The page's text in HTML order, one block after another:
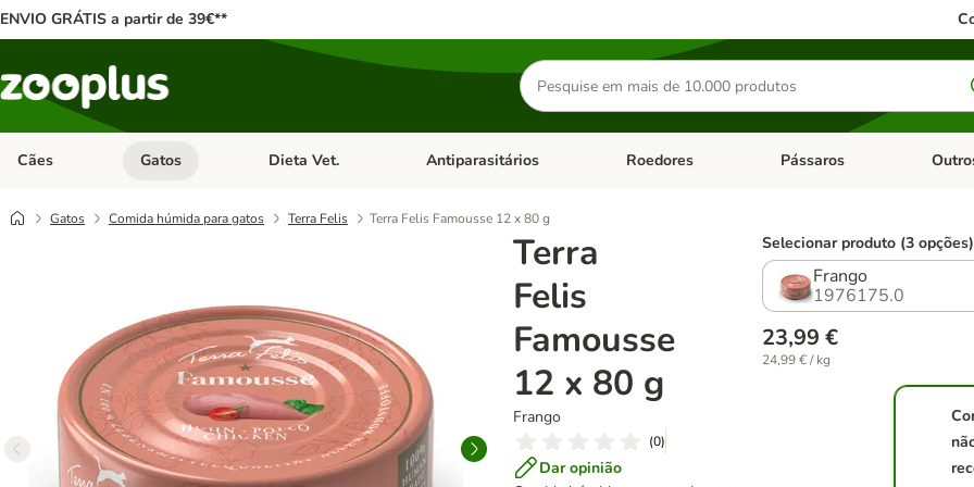
ENVIO GRÁTIS a partir de 39€**
Pesquisar
produtos
Cães Abrir menu de categoria: Cães
Gatos Abrir menu de categoria: Gatos
Dieta Vet. Abrir menu de categoria: Dieta Vet.
Antiparasitários Abrir menu de categoria: Antiparasitários
Roedores Abrir menu de categoria:
Pássaros Abrir
Gatos Comida húmida para gatos Terra Felis Terra Felis Famousse 12 x 80 g
Terra
Felis
Famousse
12 x 80 g
Frango
(0)
Dar opinião
Selecionar produto (3 opções)
Frango
1976175.0
23,99 €
24,99 € / kg